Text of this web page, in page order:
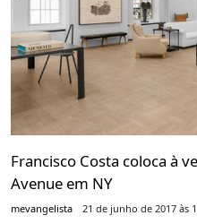
Francisco Costa coloca à
Avenue em NY
mevangelista 21 de junho de 2017 às